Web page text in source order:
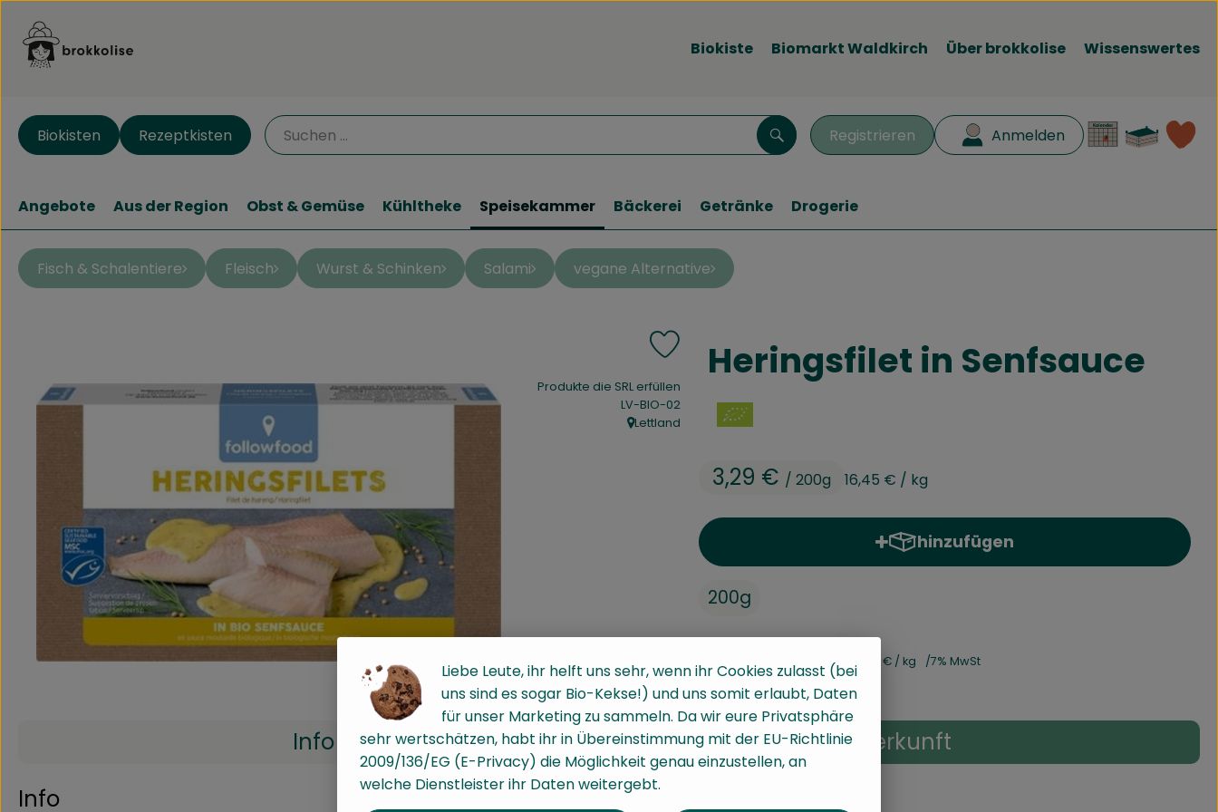
Biokiste Biomarkt Waldkirch Über brokkolise Wissenswertes
Registrieren Anmelden
Suchen
Biokisten Rezeptkisten
Angebote Aus der Region Obst & Gemüse Kühltheke Speisekammer Bäckerei Getränke Drogerie
Fisch & Schalentiere Fleisch Wurst & Schinken Salami vegane Alternative
Heringsfilet in Senfsauce
3,29 € / 200g 16,45 € / kg
Produkt zu Favouriten hinzufügen
, Verband:
Produkte die SRL erfüllen
, Kontrollstelle:
LV-BIO-02
, Herkunft:
Lettland
hinzufügen
Produkt zum Warenkorb hinzufügen
200g
/ 200g 16,45 € / kg 7% MwSt
Info
Herkunft
Info
Liebe Leute, ihr helft uns sehr, wenn ihr Cookies zulasst (bei
uns sind es sogar Bio-Kekse!) und uns somit erlaubt, Daten
für unser Marketing zu sammeln. Da wir eure Privatsphäre
sehr wertschätzen, habt ihr in Übereinstimmung mit der EU-Richtlinie
2009/136/EG (E-Privacy) die Möglichkeit genau einzustellen, an
welche Dienstleister ihr Daten weitergebt.